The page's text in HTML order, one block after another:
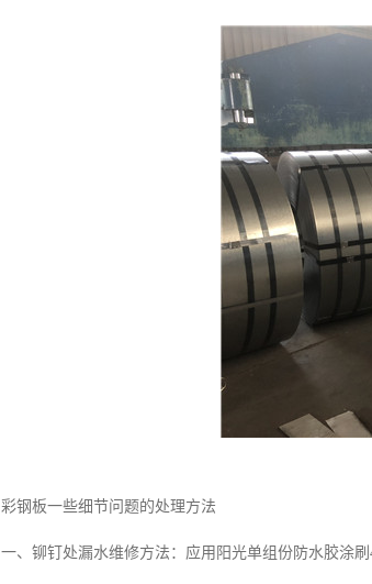
彩钢板一些细节问题的处理方法
一、铆钉处漏水维修方法：应用阳光单组份防水胶涂